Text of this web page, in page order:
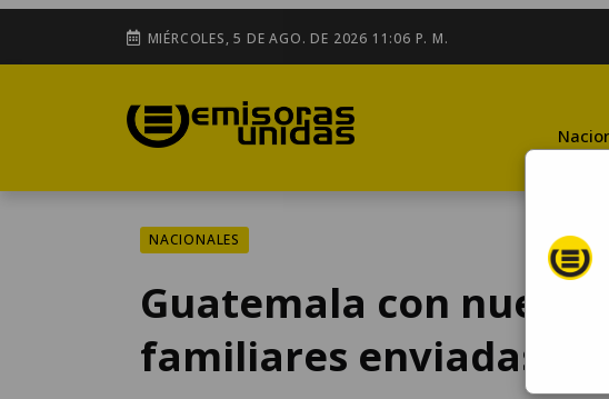
MIÉRCOLES, 5 DE AGO. DE 2026 11:06 P. M.
NACIONALES
Guatemala con nuevo
familiares enviadas en